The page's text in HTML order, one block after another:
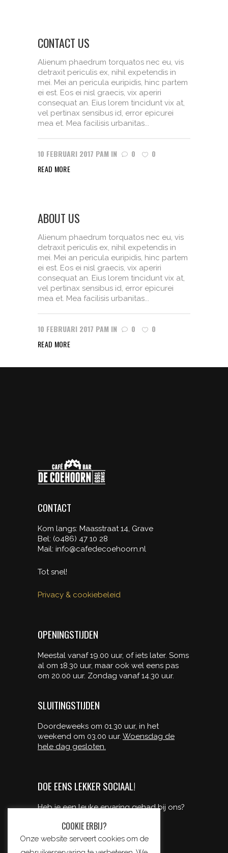
CONTACT US
Alienum phaedrum torquatos nec eu, vis
detraxit periculis ex, nihil expetendis in
mei. Mei an pericula euripidis, hinc partem
ei est. Eos ei nisl graecis, vix aperiri
consequat an. Eius lorem tincidunt vix at,
vel pertinax sensibus id, error epicurei
mea et. Mea facilisis urbanitas...
10 FEBRUARI 2017 PAM IN 0
0
READ MORE
ABOUT US
Alienum phaedrum torquatos nec eu, vis
detraxit periculis ex, nihil expetendis in
mei. Mei an pericula euripidis, hinc partem
ei est. Eos ei nisl graecis, vix aperiri
consequat an. Eius lorem tincidunt vix at,
vel pertinax sensibus id, error epicurei
mea et. Mea facilisis urbanitas...
10 FEBRUARI 2017 PAM IN 0
0
READ MORE
CONTACT
Kom langs: Maasstraat 14, Grave
Bel: (o486) 47 10 28
Mail: info@cafedecoehoorn.nl
Tot snel!
Privacy & cookiebeleid
OPENINGSTIJDEN
Meestal vanaf 19.00 uur, of iets later. Soms
al om 18.30 uur, maar ook wel eens pas
om 20.00 uur. Zondag vanaf 14.30 uur.
SLUITINGSTIJDEN
Doordeweeks om 01.30 uur, in het
weekend om 03.00 uur. Woensdag de
hele dag gesloten.
DOE EENS LEKKER SOCIAAL!
Heb je een leuke ervaring gehad bij ons?
COOKIE ERBIJ?
Onze website serveert cookies om de